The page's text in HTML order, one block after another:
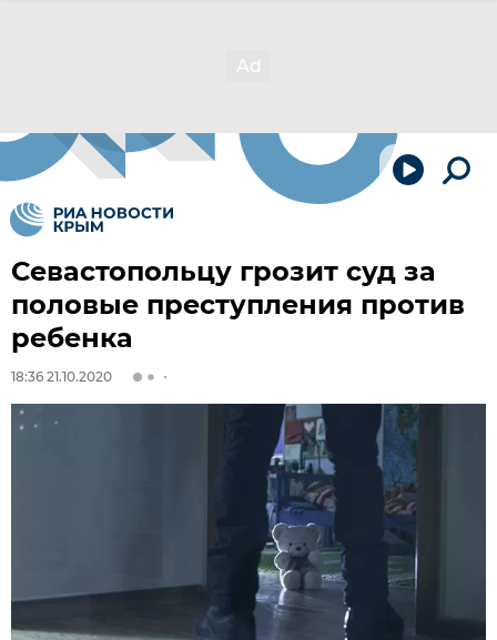
Севастопольцу грозит суд за
половые преступления против
ребенка
18:36 21.10.2020